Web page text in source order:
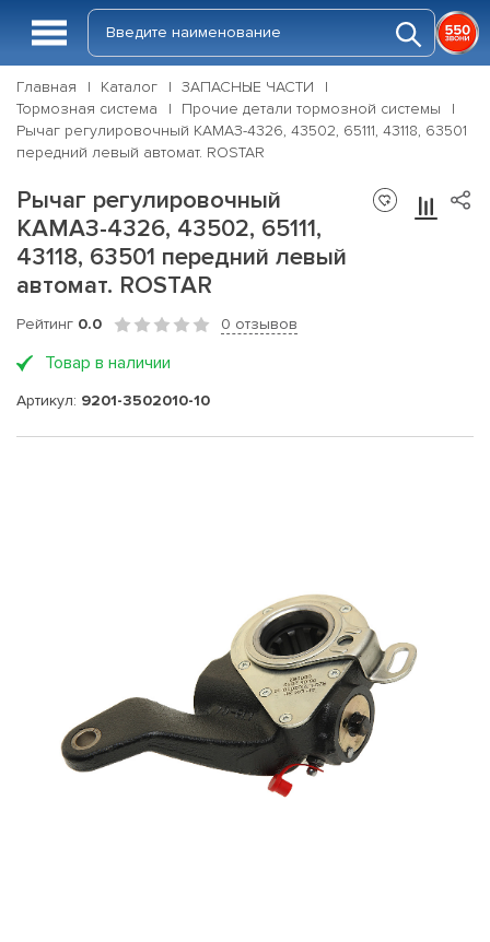
Главная Каталог
ЗАПАСНЫЕ ЧАСТИ
Тормозная система
Прочие детали тормозной системы
Рычаг регулировочный КАМАЗ-4326, 43502, 65111, 43118, 63501
передний левый автомат. ROSTAR
Рычаг регулировочный
КАМАЗ-4326, 43502, 65111,
43118, 63501 передний левый
автомат. ROSTAR
Рейтинг 0.0 0 отзывов
Товар в наличии
Артикул: 9201-3502010-10